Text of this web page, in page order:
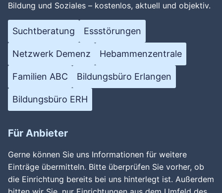
Bildung und Soziales – kostenlos, aktuell und objektiv.
Suchtberatung Essstörungen
Netzwerk Demenz Hebammenzentrale
Familien ABC Bildungsbüro Erlangen
Bildungsbüro ERH
Für Anbieter
Gerne können Sie uns Informationen für weitere
Einträge übermitteln. Bitte überprüfen Sie vorher, ob
die Einrichtung bereits bei uns hinterlegt ist. Außerdem